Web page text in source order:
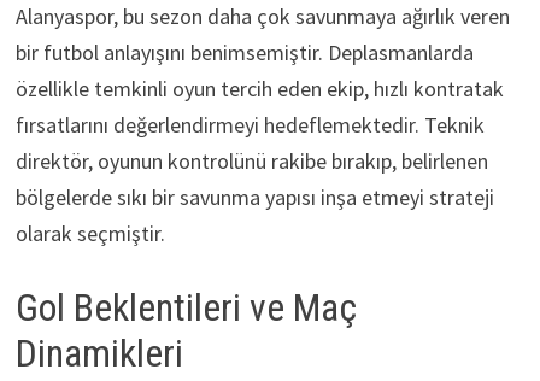
Alanyaspor, bu sezon daha çok savunmaya ağırlık veren
bir futbol anlayışını benimsemiştir. Deplasmanlarda
özellikle temkinli oyun tercih eden ekip, hızlı kontratak
fırsatlarını değerlendirmeyi hedeflemektedir. Teknik
direktör, oyunun kontrolünü rakibe bırakıp, belirlenen
bölgelerde sıkı bir savunma yapısı inşa etmeyi strateji
olarak seçmiştir.
Gol Beklentileri ve Maç
Dinamikleri